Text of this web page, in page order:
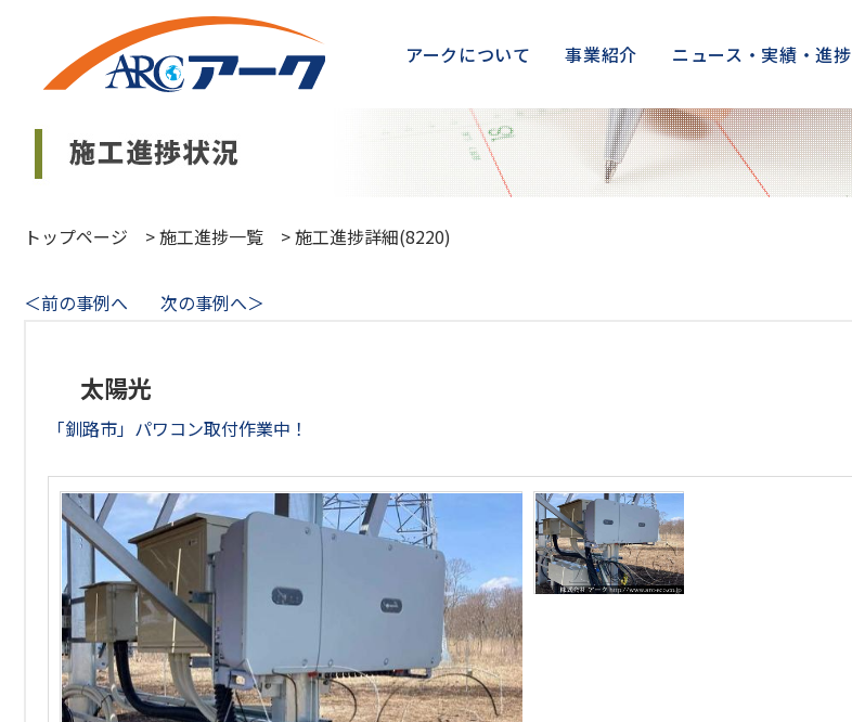
アークについて 事業紹介 ニュース・実績・進捗
トップページ >施工進捗一覧 >施工進捗詳細(8220)
＜前の事例へ
次の事例へ＞
太陽光
「釧路市」パワコン取付作業中！